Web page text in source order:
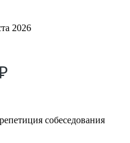
2026
собеседования